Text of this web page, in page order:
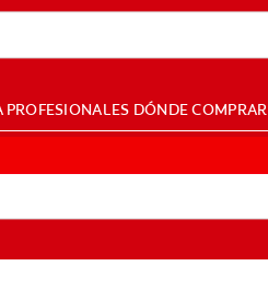
PROFESIONALES DÓNDE COMPRAR